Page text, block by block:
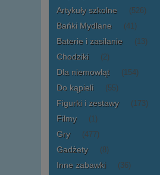
Artykuły szkolne (526)
Bańki Mydlane (41)
Baterie i zasilanie (13)
Chodziki (2)
Dla niemowląt (154)
Do kąpieli (55)
Figurki i zestawy (173)
Filmy (1)
Gry (477)
Gadżety (8)
Inne zabawki (36)